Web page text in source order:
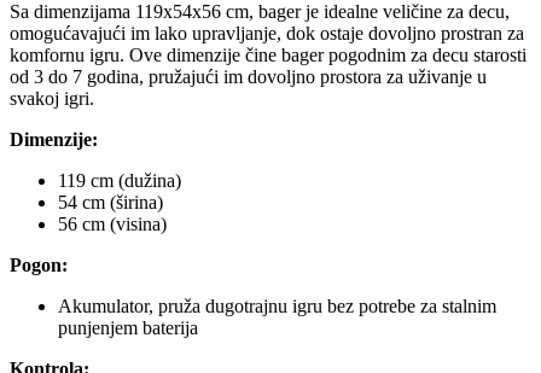
Sa dimenzijama 119x54x56 cm, bager je idealne veličine za decu,
omogućavajući im lako upravljanje, dok ostaje dovoljno prostran za
komfornu igru. Ove dimenzije čine bager pogodnim za decu starosti
od 3 do 7 godina, pružajući im dovoljno prostora za uživanje u
svakoj igri.
Dimenzije:
119 cm (dužina)
54 cm (širina)
56 cm (visina)
Pogon:
Akumulator, pruža dugotrajnu igru bez potrebe za stalnim
punjenjem baterija